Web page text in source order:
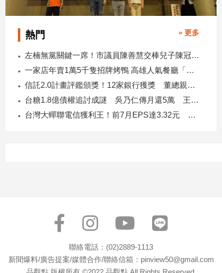
健
子/
感
／
動
熱門 » 更多
左楠無黨關鍵一席！市議員陳善慧交棒兒子陳冠宇 一人參選 兩代服務
一家店年賣1萬5千隻招牌烤鴨 高雄人氣餐廳「鴨點棧」展新店
信託2.0計畫評鑑頒獎！12家銀行獲獎 董總親臨領獎
台糖1.8億債權追討成謎 吳乃仁傳月還5萬 王鴻薇轟：要還到379歲
台灣大蟬聯電信獲利王！前7月EPS達3.32元 中華電3.11、遠傳2.46元
聯絡電話：(02)2889-1113
新聞爆料/廣告提案/媒體合作/聯絡信箱：pinview50@gmail.com